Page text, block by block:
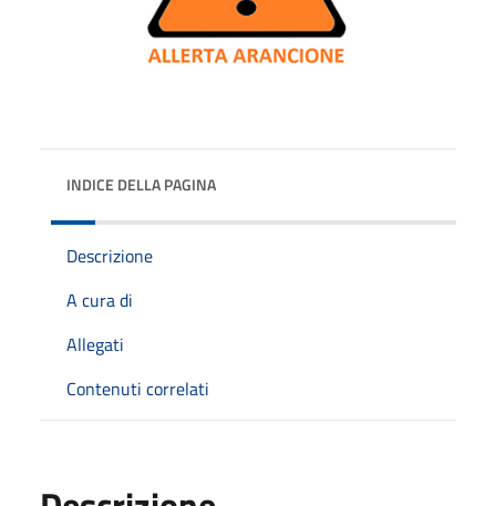
INDICE DELLA PAGINA
Descrizione
A cura di
Allegati
Contenuti correlati